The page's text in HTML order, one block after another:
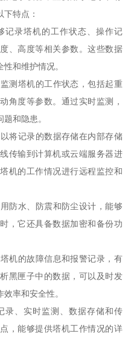
特点：
记录塔机的工作状态、操作记
、高度等相关参数。这些数据
和维护情况。
测塔机的工作状态，包括起重
角度等参数。通过实时监测，
和隐患。
将记录的数据存储在内部存储
传输到计算机或云端服务器进
机的工作情况进行远程监控和
防水、防震和防尘设计，能够
，它还具备数据加密和备份功
机的故障信息和报警记录，有
黑匣子中的数据，可以及时发
率和安全性。
录、实时监测、数据存储和传
，能够提供塔机工作情况的详